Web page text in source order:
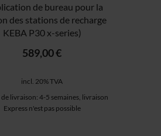
de bureau pour la
des stations de recharge
KEBA P30 x-series)
589,00 €
incl. 20% TVA
de livraison: 4-5 semaines, livraison
Express n'est pas possible